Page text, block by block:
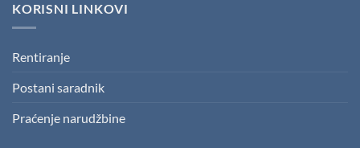
KORISNI LINKOVI
Rentiranje
Postani saradnik
Praćenje narudžbine